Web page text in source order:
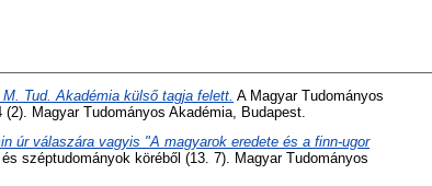
Tud. Akadémia külső tagja felett. A Magyar Tudományos
Magyar Tudományos Akadémia, Budapest.
úr válaszára vagyis "A magyarok eredete és a finn-ugor
széptudományok köréből (13. 7). Magyar Tudományos